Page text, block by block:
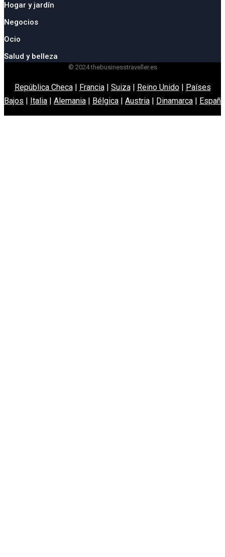
Hogar y jardín
Negocios
Ocio
Salud y belleza
© 2024 thebusinesstraveller.es
República Checa| Francia| Suiza| Reino Unido| Países
Bajos | Italia | Alemania | Bélgica | Austria | Dinamarca | España